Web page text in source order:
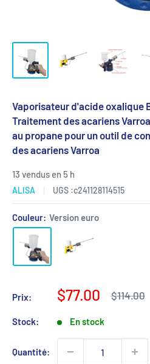
Vaporisateur d'acide oxalique
Traitement des acariens
au propane pour un outil de
des acariens Varroa
13 vendus en 5 h
ALISA UGS :c241128114515
Couleur: Version euro
Prix:
Prix
vente
$77.00
Prix
$114.00
Stock: En stock
Quantité: